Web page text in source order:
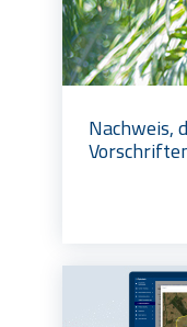
Nachweis,